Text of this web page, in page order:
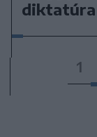
diktatúra
1